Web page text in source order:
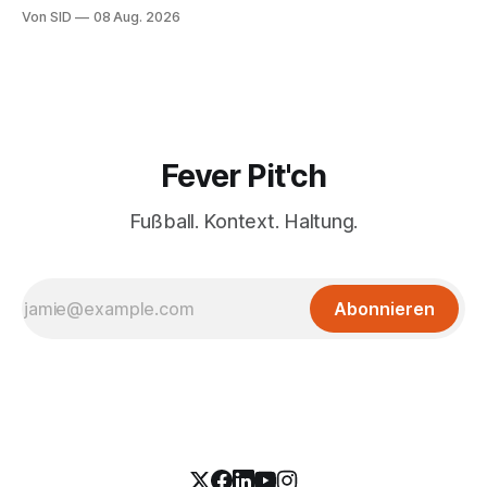
Von SID 08 Aug. 2026
Fever Pit'ch
Fußball. Kontext. Haltung.
Abonnieren